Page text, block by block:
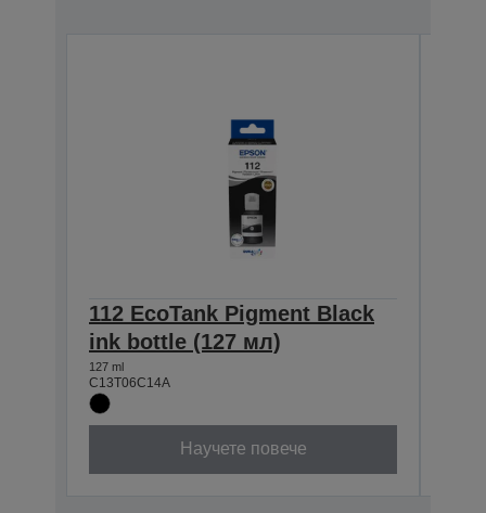
112 EcoTank Pigment Black
ink bottle (127 мл)
127 ml
C13T06C14A
Научете повече